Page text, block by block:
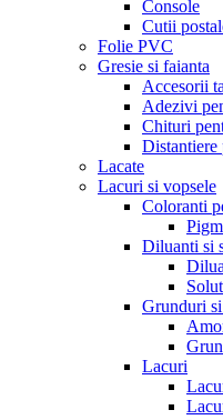
Console
Cutii
Folie PVC
Gresie si faianta
Accesorii
Adezivi
Chituri
Distantiere
Lacate
Lacuri si vopsele
Coloranti
Diluanti si
Grunduri
Lacuri